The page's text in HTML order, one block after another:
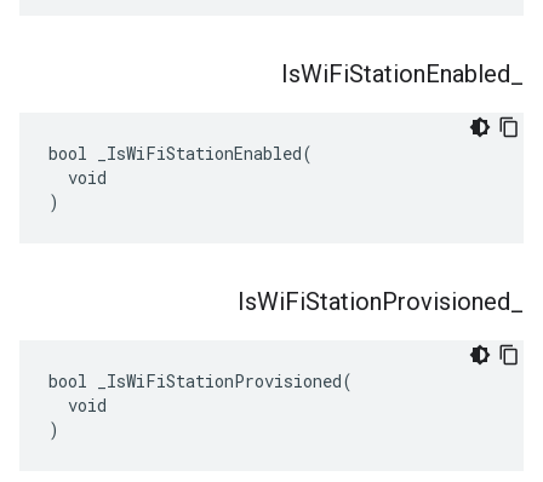
IsWiFiStationEnabled
bool _IsWiFiStationEnabled(
  void
)
IsWiFiStationProvisioned
bool _IsWiFiStationProvisioned(
  void
)